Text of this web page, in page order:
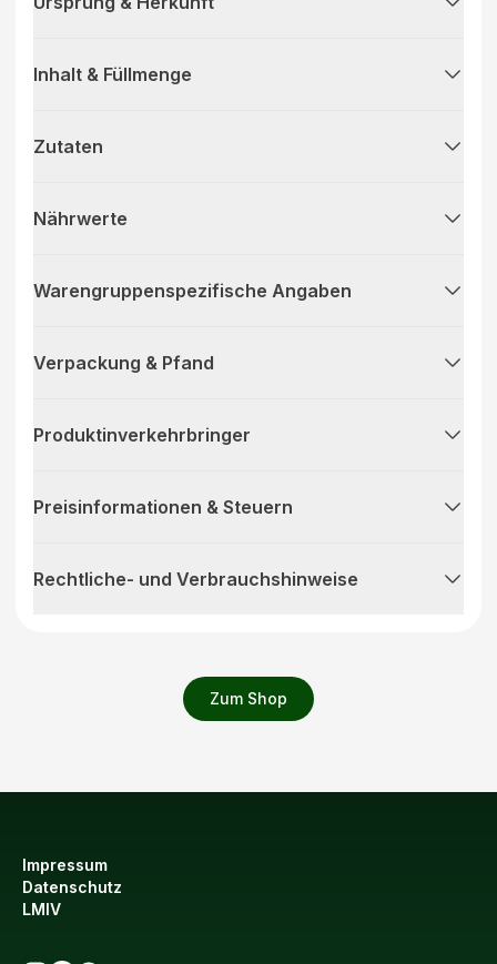
Zum Shop
Inhalt & Füllmenge
Zutaten
Nährwerte
Warengruppenspezifische Angaben
Verpackung & Pfand
Produktinverkehrbringer
Preisinformationen & Steuern
Rechtliche- und Verbrauchshinweise
Impressum
Datenschutz
LMIV